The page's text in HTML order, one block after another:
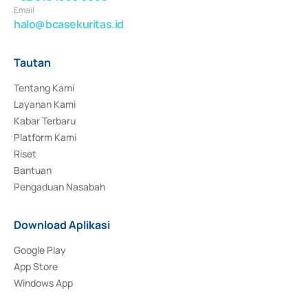
Email
halo@bcasekuritas.id
Tautan
Tentang Kami
Layanan Kami
Kabar Terbaru
Platform Kami
Riset
Bantuan
Pengaduan Nasabah
Download Aplikasi
Google Play
App Store
Windows App